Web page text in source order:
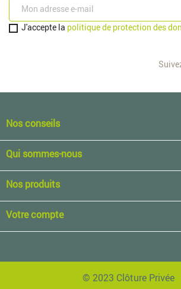
J'accepte la politique de protection des
Nos conseils
Qui sommes-nous
Nos produits
Votre compte
© 2023 Clôture Privée